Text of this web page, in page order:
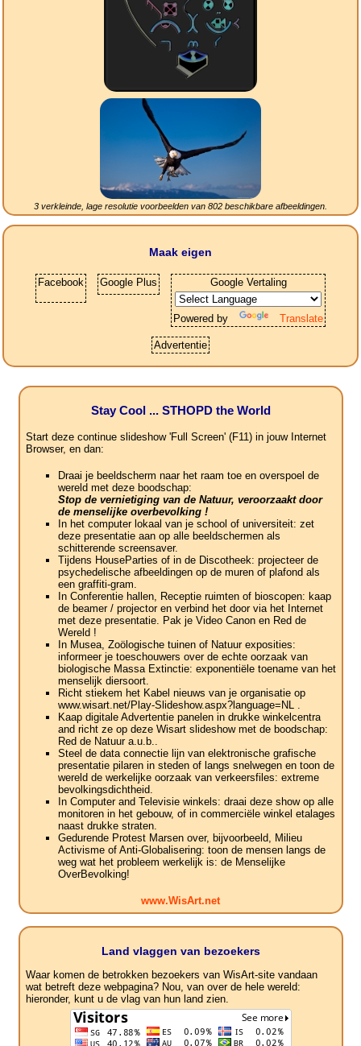
3 verkleinde, lage resolutie voorbeelden van 802 beschikbare afbeeldingen.
Maak eigen
Facebook Google Plus Google Vertaling
Powered by Translate
Advertentie
Stay Cool ... STHOPD the World
Start deze continue slideshow 'Full Screen' (F11) in jouw Internet
Browser, en dan:
Draai je beeldscherm naar het raam toe en overspoel de
wereld met deze boodschap:
Stop de vernietiging van de Natuur, veroorzaakt door
de menselijke overbevolking !
In het computer lokaal van je school of universiteit: zet
deze presentatie aan op alle beeldschermen als
schitterende screensaver.
Tijdens HouseParties of in de Discotheek: projecteer de
psychedelische afbeeldingen op de muren of plafond als
een graffiti-gram.
In Conferentie hallen, Receptie ruimten of bioscopen: kaap
de beamer / projector en verbind het door via het Internet
met deze presentatie. Pak je Video Canon en Red de
Wereld !
In Musea, Zoölogische tuinen of Natuur exposities:
informeer je toeschouwers over de echte oorzaak van
biologische Massa Extinctie: exponentiële toename van het
menselijk diersoort.
Richt stiekem het Kabel nieuws van je organisatie op
www.wisart.net/Play-Slideshow.aspx?language=NL .
Kaap digitale Advertentie panelen in drukke winkelcentra
and richt ze op deze Wisart slideshow met de boodschap:
Red de Natuur a.u.b..
Steel de data connectie lijn van elektronische grafische
presentatie pilaren in steden of langs snelwegen en toon de
wereld de werkelijke oorzaak van verkeersfiles: extreme
bevolkingsdichtheid.
In Computer and Televisie winkels: draai deze show op alle
monitoren in het gebouw, of in commerciële winkel etalages
naast drukke straten.
Gedurende Protest Marsen over, bijvoorbeeld, Milieu
Activisme of Anti-Globalisering: toon de mensen langs de
weg wat het probleem werkelijk is: de Menselijke
OverBevolking!
www.WisArt.net
Land vlaggen van bezoekers
Waar komen de betrokken bezoekers van WisArt-site vandaan
wat betreft deze webpagina? Nou, van over de hele wereld:
hieronder, kunt u de vlag van hun land zien.